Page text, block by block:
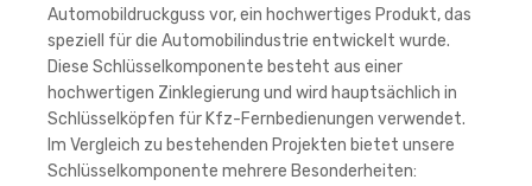
Automobildruckguss vor, ein hochwertiges Produkt, das
speziell für die Automobilindustrie entwickelt wurde.
Diese Schlüsselkomponente besteht aus einer
hochwertigen Zinklegierung und wird hauptsächlich in
Schlüsselköpfen für Kfz-Fernbedienungen verwendet.
Im Vergleich zu bestehenden Projekten bietet unsere
Schlüsselkomponente mehrere Besonderheiten: